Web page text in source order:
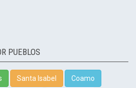
PUEBLOS
Santa Isabel Coamo